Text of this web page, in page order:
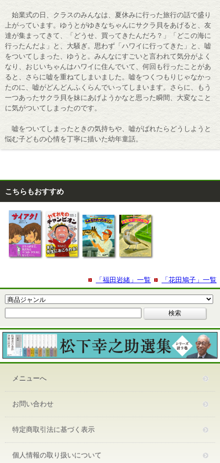
始業式の日、クラスのみんなは、夏休みに行った旅行の話で盛り
上がっています。ゆうとがゆきなちゃんにサクラ貝をあげると、友
達が集まってきて、「どうせ、買ってきたんだろ？」「どこの海に
行ったんだよ」と、大騒ぎ。思わず「ハワイに行ってきた」と、嘘
をついてしまった、ゆうと。みんなにすごいと言われて気分がよく
なり、おじいちゃんはハワイに住んでいて、何回も行ったことがあ
ると、さらに嘘を重ねてしまいました。嘘をつくつもりじゃなかっ
たのに、嘘がどんどんふくらんでいってしまいます。さらに、もう
一つあったサクラ貝を妹にあげようかなと思った瞬間、大変なこと
に気がついてしまったのです。
嘘をついてしまったときの気持ちや、嘘がばれたらどうしようと
悩む子どもの心情を丁寧に描いた幼年童話。
こちらもおすすめ
「花田鳩子」一覧
「福田岩緒」一覧
メニューへ
お問い合わせ
特定商取引法に基づく表示
個人情報の取り扱いについて